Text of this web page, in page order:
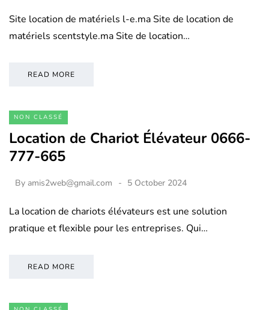
Site location de matériels l-e.ma Site de location de
matériels scentstyle.ma Site de location…
READ MORE
NON CLASSÉ
Location de Chariot Élévateur 0666-
777-665
By amis2web@gmail.com 5 October 2024
La location de chariots élévateurs est une solution
pratique et flexible pour les entreprises. Qui…
READ MORE